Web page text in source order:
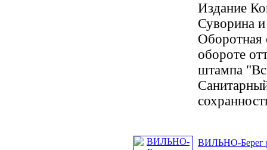
Издание
Суворина
Оборотная
обороте
штампа
ВИЛЬНО-Берег